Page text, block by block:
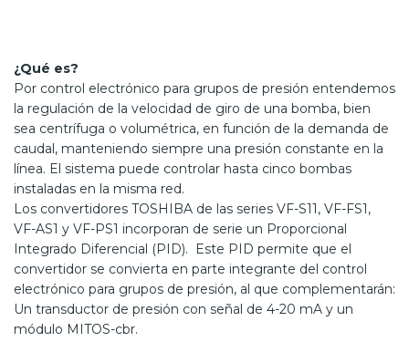
¿Qué es?
Por control electrónico para grupos de presión entendemos
la regulación de la velocidad de giro de una bomba, bien
sea centrífuga o volumétrica, en función de la demanda de
caudal, manteniendo siempre una presión constante en la
línea. El sistema puede controlar hasta cinco bombas
instaladas en la misma red.
Los convertidores TOSHIBA de las series VF-S11, VF-FS1,
VF-AS1 y VF-PS1 incorporan de serie un Proporcional
Integrado Diferencial (PID). Este PID permite que el
convertidor se convierta en parte integrante del control
electrónico para grupos de presión, al que complementarán:
Un transductor de presión con señal de 4-20 mA y un
módulo MITOS-cbr.